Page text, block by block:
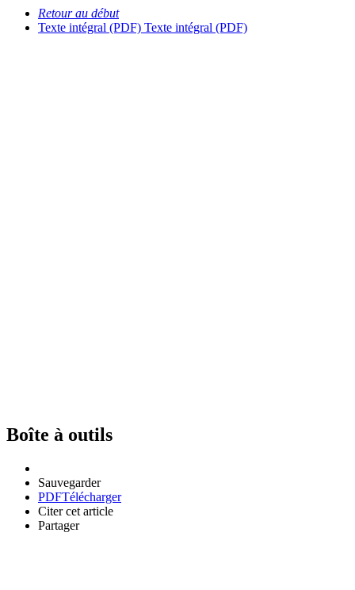
Retour au début
Texte intégral (PDF) Texte intégral (PDF)
Boîte à outils
Sauvegarder
PDFTélécharger
Citer cet article
Partager